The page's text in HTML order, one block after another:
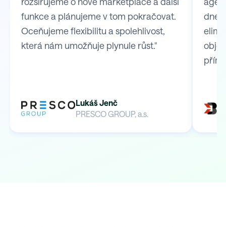
funkce a plánujeme v tom pokračovat.
Oceňujeme flexibilitu a spolehlivost,
která nám umožňuje plynule růst."
Lukáš Jenč
PRESCO GROUP, a.s.
dnes